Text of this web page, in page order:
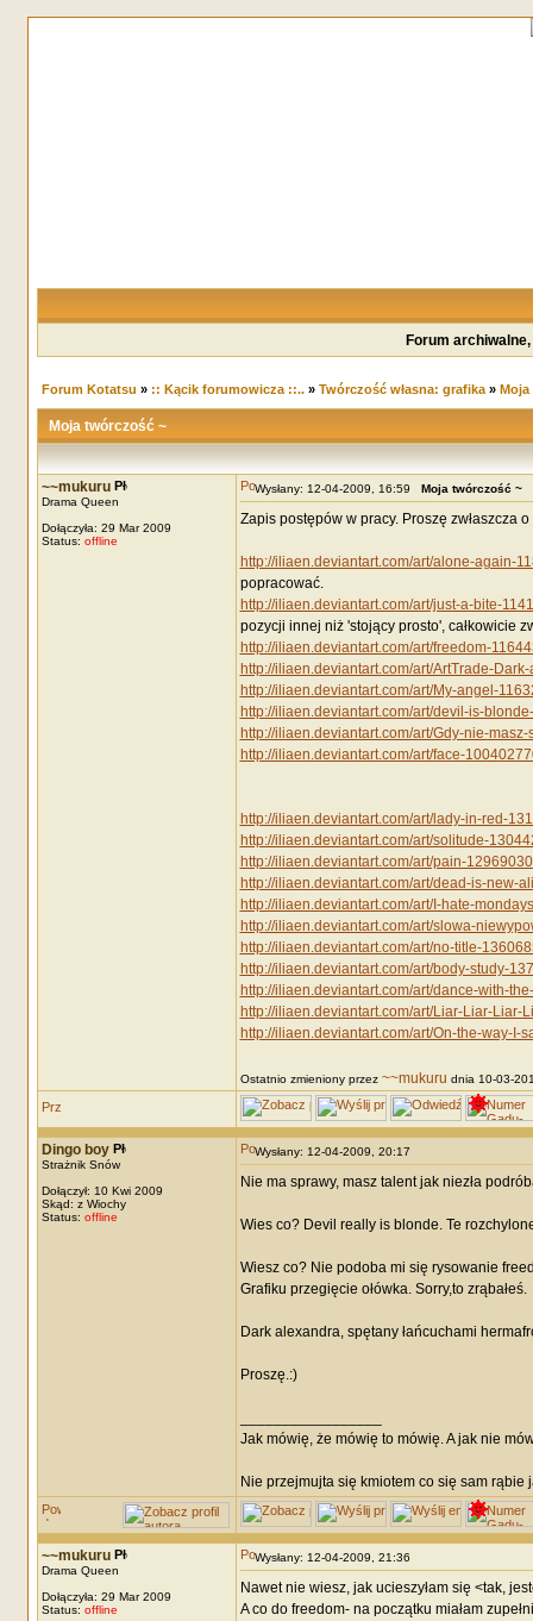
Forum
Forum Kotatsu » :: Kącik forumowicza ::..» Twórczość własna: grafika» Moja
Moja twórczość ~
~~mukuru
Drama Queen
Dołączyła: 29 Mar 2009
Status: offline
Wysłany: 12-04-2009, 16:59 Moja twórczość ~
Zapis postępów w pracy. Proszę zwłaszcza
http://iliaen.deviantart.com/art/alone-again-
popracować.
http://iliaen.deviantart.com/art/just-a-bite-
pozycji innej niż 'stojący prosto', całkowicie
http://iliaen.deviantart.com/art/freedom-
http://iliaen.deviantart.com/art/ArtTrade-
http://iliaen.deviantart.com/art/My-angel-
http://iliaen.deviantart.com/art/devil-is-
http://iliaen.deviantart.com/art/Gdy-nie-
http://iliaen.deviantart.com/art/face-
http://iliaen.deviantart.com/art/lady-in-red-
http://iliaen.deviantart.com/art/solitude-
http://iliaen.deviantart.com/art/pain-
http://iliaen.deviantart.com/art/dead-is-new-
http://iliaen.deviantart.com/art/I-hate-
http://iliaen.deviantart.com/art/slowa-
http://iliaen.deviantart.com/art/no-title-
http://iliaen.deviantart.com/art/body-study-
http://iliaen.deviantart.com/art/dance-with-
http://iliaen.deviantart.com/art/Liar-Liar-Liar-
http://iliaen.deviantart.com/art/On-the-way-I-
Ostatnio zmieniony przez ~~mukuru dnia 10-03-
Dingo boy
Strażnik Snów
Dołączył: 10 Kwi 2009
Skąd: z Wiochy
Status: offline
Wysłany: 12-04-2009, 20:17
Nie ma sprawy, masz talent jak niezła
Wies co? Devil really is blonde. Te
Wiesz co? Nie podoba mi się rysowanie
Grafiku przegięcie ołówka. Sorry,to zrąbałeś.
Dark alexandra, spętany łańcuchami
Proszę.:)
Jak mówię, że mówię to mówię. A jak nie
Nie przejmujta się kmiotem co się sam rąbie
~~mukuru
Drama Queen
Dołączyła: 29 Mar 2009
Status: offline
Wysłany: 12-04-2009, 21:36
Nawet nie wiesz, jak ucieszyłam się <tak,
A co do freedom- na początku miałam